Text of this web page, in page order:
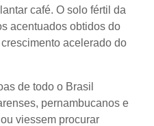
café. O solo fértil da
acentuados obtidos do
acelerado do
de todo o Brasil
pernambucanos e
viessem procurar